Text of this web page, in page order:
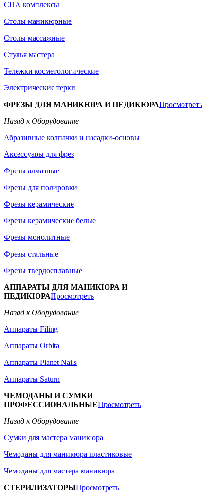
СПА комплексы
Столы маникюрные
Столы массажные
Стулья мастера
Тележки косметологические
Электрические терки
ФРЕЗЫ ДЛЯ МАНИКЮРА И ПЕДИКЮРАПросмотреть
Назад к Оборудование
Абразивные колпачки и насадки-основы
Аксессуары для фрез
Фрезы алмазные
Фрезы для полировки
Фрезы керамические
Фрезы керамические белые
Фрезы монолитные
Фрезы стальные
Фрезы твердосплавные
АППАРАТЫ ДЛЯ МАНИКЮРА И
ПЕДИКЮРАПросмотреть
Назад к Оборудование
Аппараты Filing
Аппараты Orbita
Аппараты Planet Nails
Аппараты Saturn
ЧЕМОДАНЫ И СУМКИ
ПРОФЕССИОНАЛЬНЫЕПросмотреть
Назад к Оборудование
Сумки для мастера маникюра
Чемоданы для маникюра пластиковые
Чемоданы для мастера маникюра
СТЕРИЛИЗАТОРЫПросмотреть